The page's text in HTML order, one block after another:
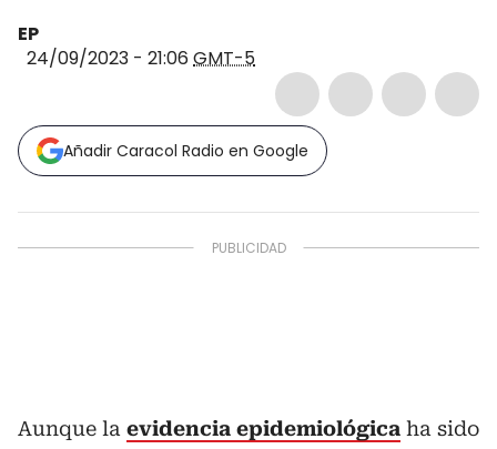
EP
24/09/2023 - 21:06 GMT-5
Añadir Caracol Radio en Google
Aunque la evidencia epidemiológica ha sido